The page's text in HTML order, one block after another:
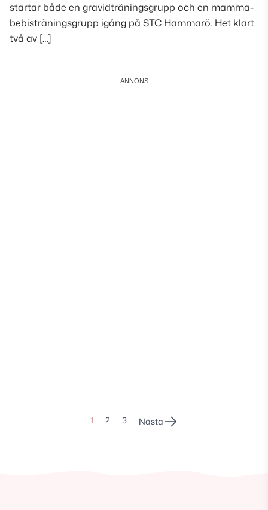
startar både en gravidträningsgrupp och en mamma-
bebisträningsgrupp igång på STC Hammarö. Het klart
två av […]
1 2 3 Nästa